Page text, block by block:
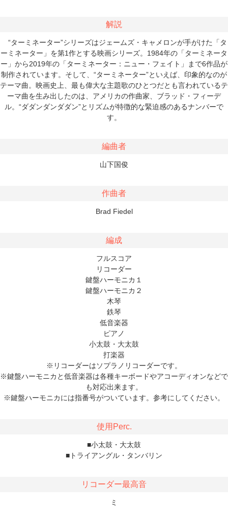
解説
“ターミネーター”シリーズはジェームズ・キャメロンが手がけた「タ
ーミネーター」を第1作とする映画シリーズ。1984年の「ターミネータ
ー」から2019年の「ターミネーター：ニュー・フェイト」まで6作品が
制作されています。そして、“ターミネーター”といえば、印象的なのが
テーマ曲。映画史上、最も偉大な主題歌のひとつだとも言われているテ
ーマ曲を生み出したのは、アメリカの作曲家、ブラッド・フィーデ
ル。“ダダンダンダダン”とリズムが特徴的な緊迫感のあるナンバーで
す。
編曲者
山下国俊
作曲者
Brad Fiedel
編成
フルスコア
リコーダー
鍵盤ハーモニカ１
鍵盤ハーモニカ２
木琴
鉄琴
低音楽器
ピアノ
小太鼓・大太鼓
打楽器
※リコーダーはソプラノリコーダーです。
※鍵盤ハーモニカと低音楽器は各種キーボードやアコーディオンなどで
も対応出来ます。
※鍵盤ハーモニカには指番号がついています。参考にしてください。
使用Perc.
■小太鼓・大太鼓
■トライアングル・タンバリン
リコーダー最高音
ミ